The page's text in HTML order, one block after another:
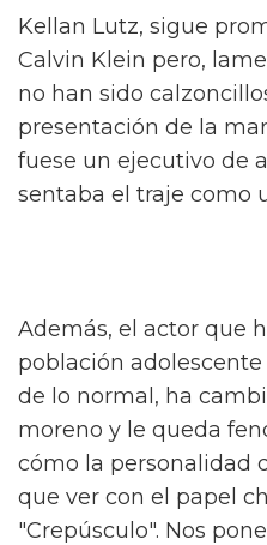
Kellan Lutz, sigue
Calvin Klein pero,
no han sido
presentación de la
fuese un ejecutivo de
sentaba el traje como
Además, el actor que
población
de lo normal, ha
moreno y le queda
cómo la personalidad
que ver con el papel
"Crepúsculo". Nos